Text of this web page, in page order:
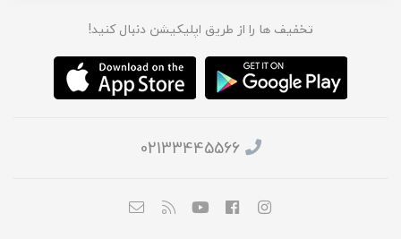
تخفیف ها را از طریق اپلیکیشن دنبال کنید!
02133445566